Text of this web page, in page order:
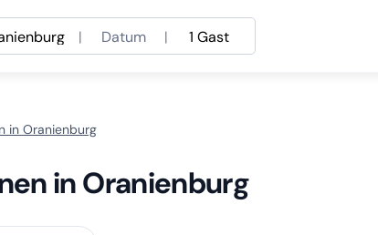
| Datum | 1 Gast
in Oranienburg
in Oranienburg